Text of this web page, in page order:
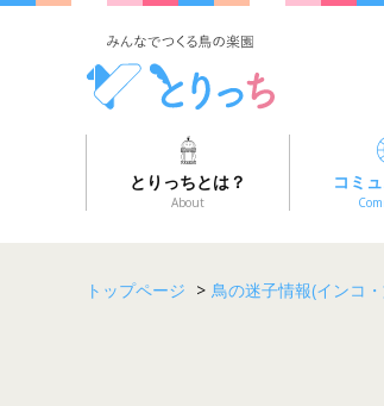
とりっちとは？
About
コミ
トップページ > 鳥の迷子情報(インコ